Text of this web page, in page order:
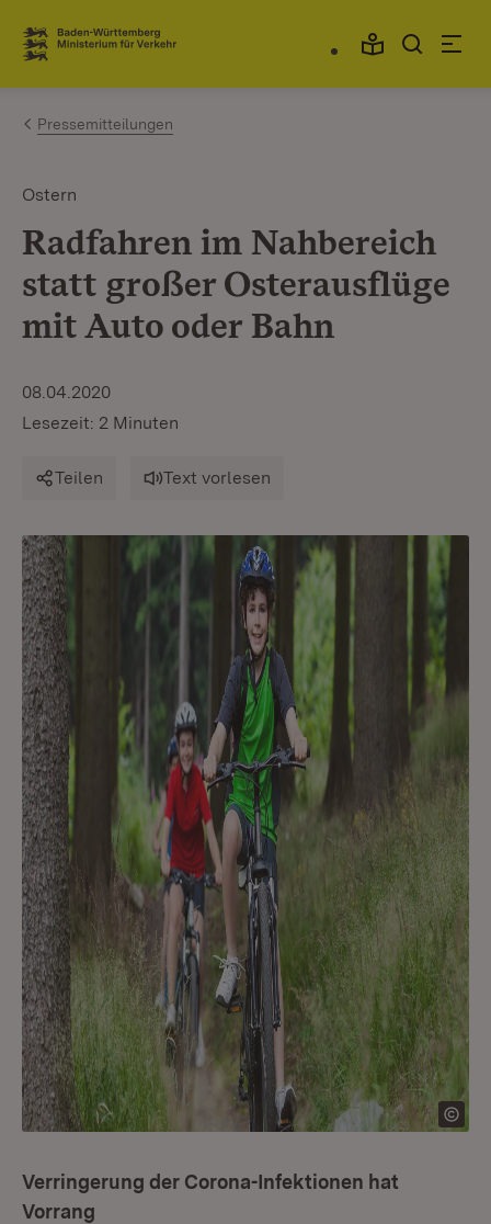
Zum Inhalt springen
Link zur Startseite
Pressemitteilungen
Ostern
Radfahren im Nahbereich
statt großer Osterausflüge
mit Auto oder Bahn
08.04.2020
Lesezeit: 2 Minuten
Teilen Text vorlesen
Verringerung der Corona-Infektionen hat
Vorrang